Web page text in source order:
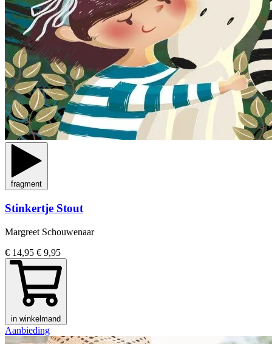
fragment
Stinkertje Stout
Margreet Schouwenaar
€ 14,95 € 9,95
in winkelmand
Aanbieding